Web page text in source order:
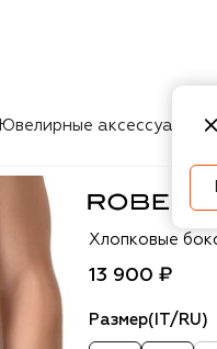
Ювелирные аксессуары
Roberto Ricetti
Хлопковые
13 900 ₽
Размер(IT/RU)